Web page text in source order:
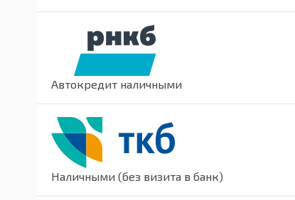
Автокредит наличными
Наличными (без визита в банк)